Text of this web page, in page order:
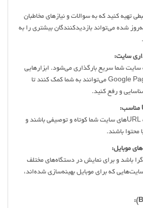
تهیه کنید که به سوالات و نیازهای مخاطبان
شده می‌تواند بازدیدکنندگان بیشتری را به
شما سریع بارگذاری می‌شود. ابزارهایی
مانند Google PageSpeed Insights می‌توانند به شما کمک کنند تا
و رفع کنید.
- اطمینان حاصل کنید که URLهای سایت شما کوتاه و توصیفی باشند و
محتوا باشند.
باشد و برای نمایش در دستگاه‌های مختلف
که برای موبایل بهینه‌سازی شده‌اند،